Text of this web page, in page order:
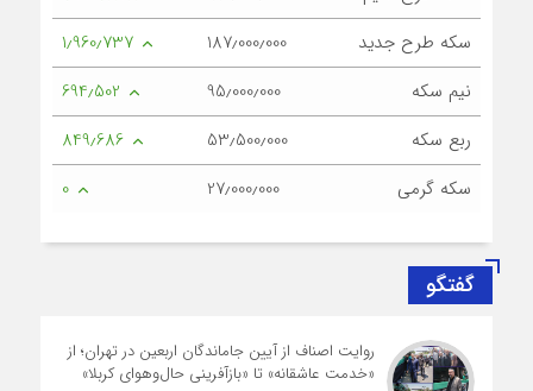
سکه طرح جدید
187٫000٫000
1٫960٫737
نیم سکه
95٫000٫000
694٫502
ربع سکه
53٫500٫000
849٫686
سکه گرمی
27٫000٫000 0
گفتگو
روایت اصناف از آیین جاماندگان اربعین در تهران؛ از
«خدمت عاشقانه» تا «بازآفرینی حال‌وهوای کربلا»